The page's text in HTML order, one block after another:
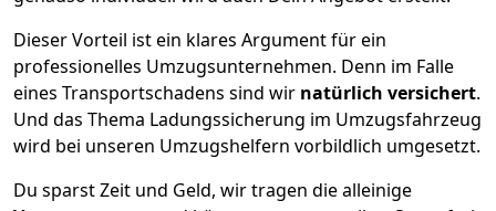
Dieser Vorteil ist ein klares Argument für ein
professionelles Umzugsunternehmen. Denn im Falle
eines Transportschadens sind wir natürlich versichert.
Und das Thema Ladungssicherung im Umzugsfahrzeug
wird bei unseren Umzugshelfern vorbildlich umgesetzt.
Du sparst Zeit und Geld, wir tragen die alleinige